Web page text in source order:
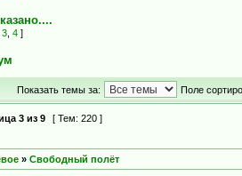
3 4 ]
Показать темы за: Поле
3 из 9 [ Тем: 220 ]
» Свободный полёт